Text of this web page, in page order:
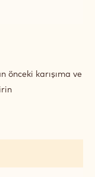
önceki karışıma ve